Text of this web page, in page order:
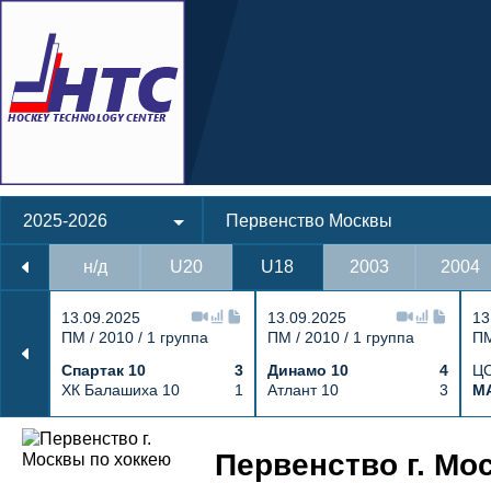
2025-2026 Первенство Москвы
н/д U20 U18 2003 2004
13.09.2025
ПМ / 2010 / 1 группа
Спартак 10
3
ХК Балашиха 10
1
13.09.2025
ПМ / 2010 / 1 группа
Динамо 10
4
Атлант 10
3
Протокол и события матча Витязь
Первенство г.